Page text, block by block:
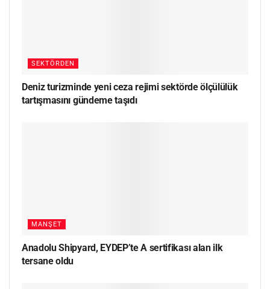
SEKTÖRDEN
Deniz turizminde yeni ceza rejimi sektörde ölçülülük
tartışmasını gündeme taşıdı
MANŞET
Anadolu Shipyard, EYDEP’te A sertifikası alan ilk
tersane oldu